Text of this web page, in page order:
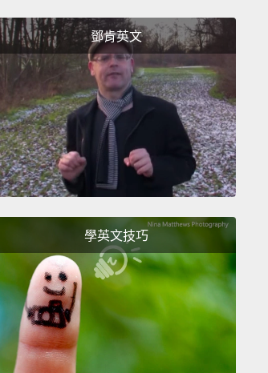
even express our outrage
能表達我們的憤怒!
!
have to be yellow?
是黃色的？
Also, what's wrong with being
有，黃色有什麼不好？
green poops! No bloody
鄧肯英文
學英文技巧